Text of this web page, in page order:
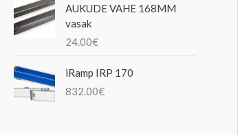
AUKUDE VAHE 168MM
vasak
24.00€
iRamp IRP 170
832.00€